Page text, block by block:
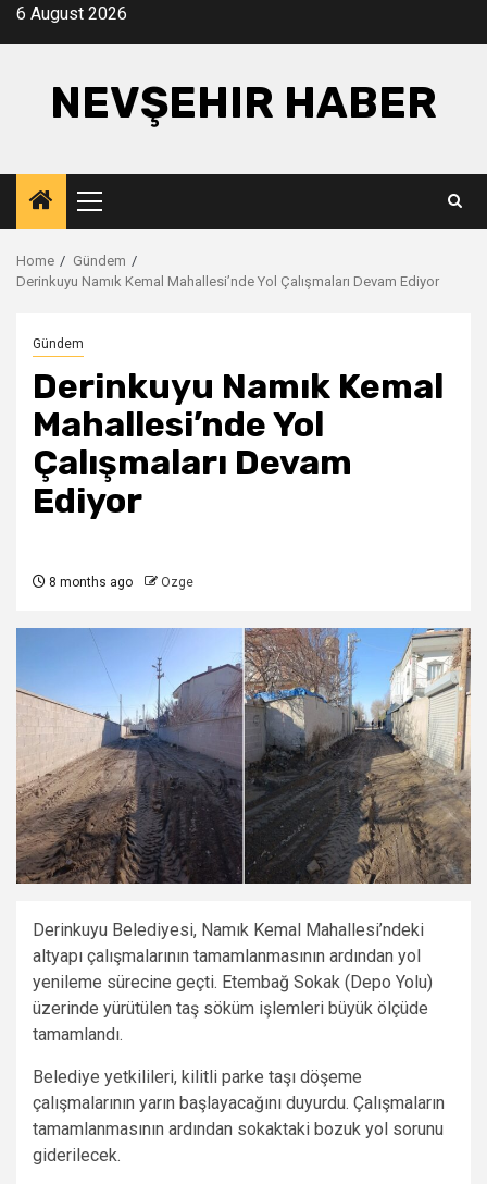
Skip6 August 2026
NEVŞEHIR HABER
Primary
Menu
Home
Gündem
Derinkuyu Namık Kemal Mahallesi’nde Yol Çalışmaları Devam Ediyor
Gündem
Derinkuyu Namık Kemal
Mahallesi’nde Yol
Çalışmaları Devam
Ediyor
8 months ago Ozge
Derinkuyu Belediyesi, Namık Kemal Mahallesi’ndeki
altyapı çalışmalarının tamamlanmasının ardından yol
yenileme sürecine geçti. Etembağ Sokak (Depo Yolu)
üzerinde yürütülen taş söküm işlemleri büyük ölçüde
tamamlandı.
Belediye yetkilileri, kilitli parke taşı döşeme
çalışmalarının yarın başlayacağını duyurdu. Çalışmaların
tamamlanmasının ardından sokaktaki bozuk yol sorunu
giderilecek.